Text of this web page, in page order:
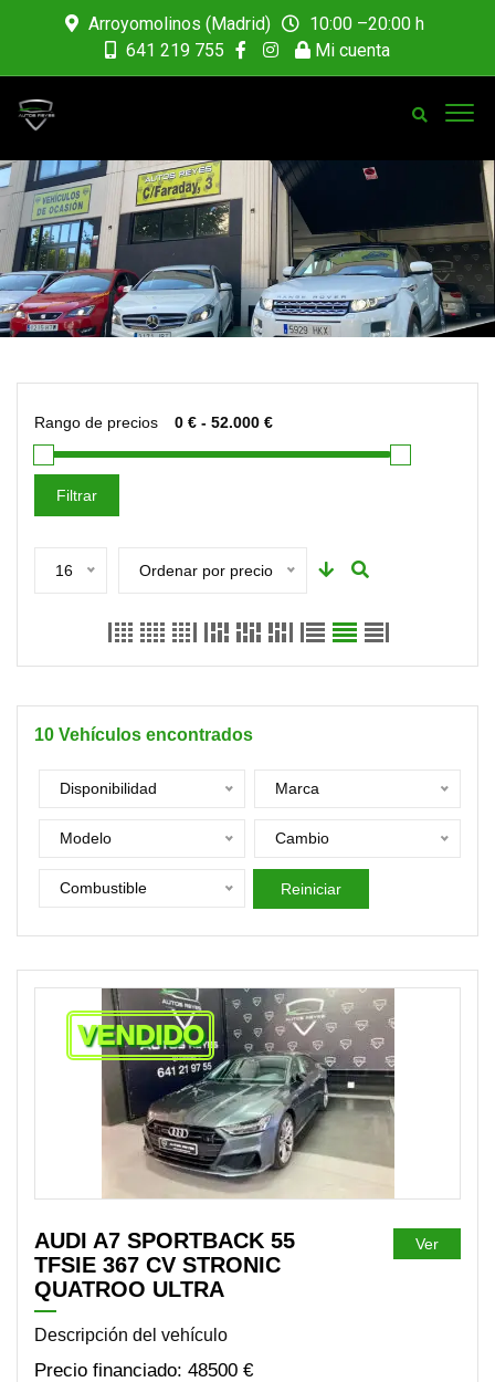
Arroyomolinos (Madrid)
10:00 –20:00 h
641 219 755
Mi cuenta
Rango de precios
Filtrar
16 Ordenar por precio
10 Vehículos encontrados
Disponibilidad Marca
Modelo Cambio
Combustible Reiniciar
VENDIDO
AUDI A7 SPORTBACK 55
TFSIE 367 CV STRONIC
QUATROO ULTRA
Descripción del vehículo
48500 €
Ver